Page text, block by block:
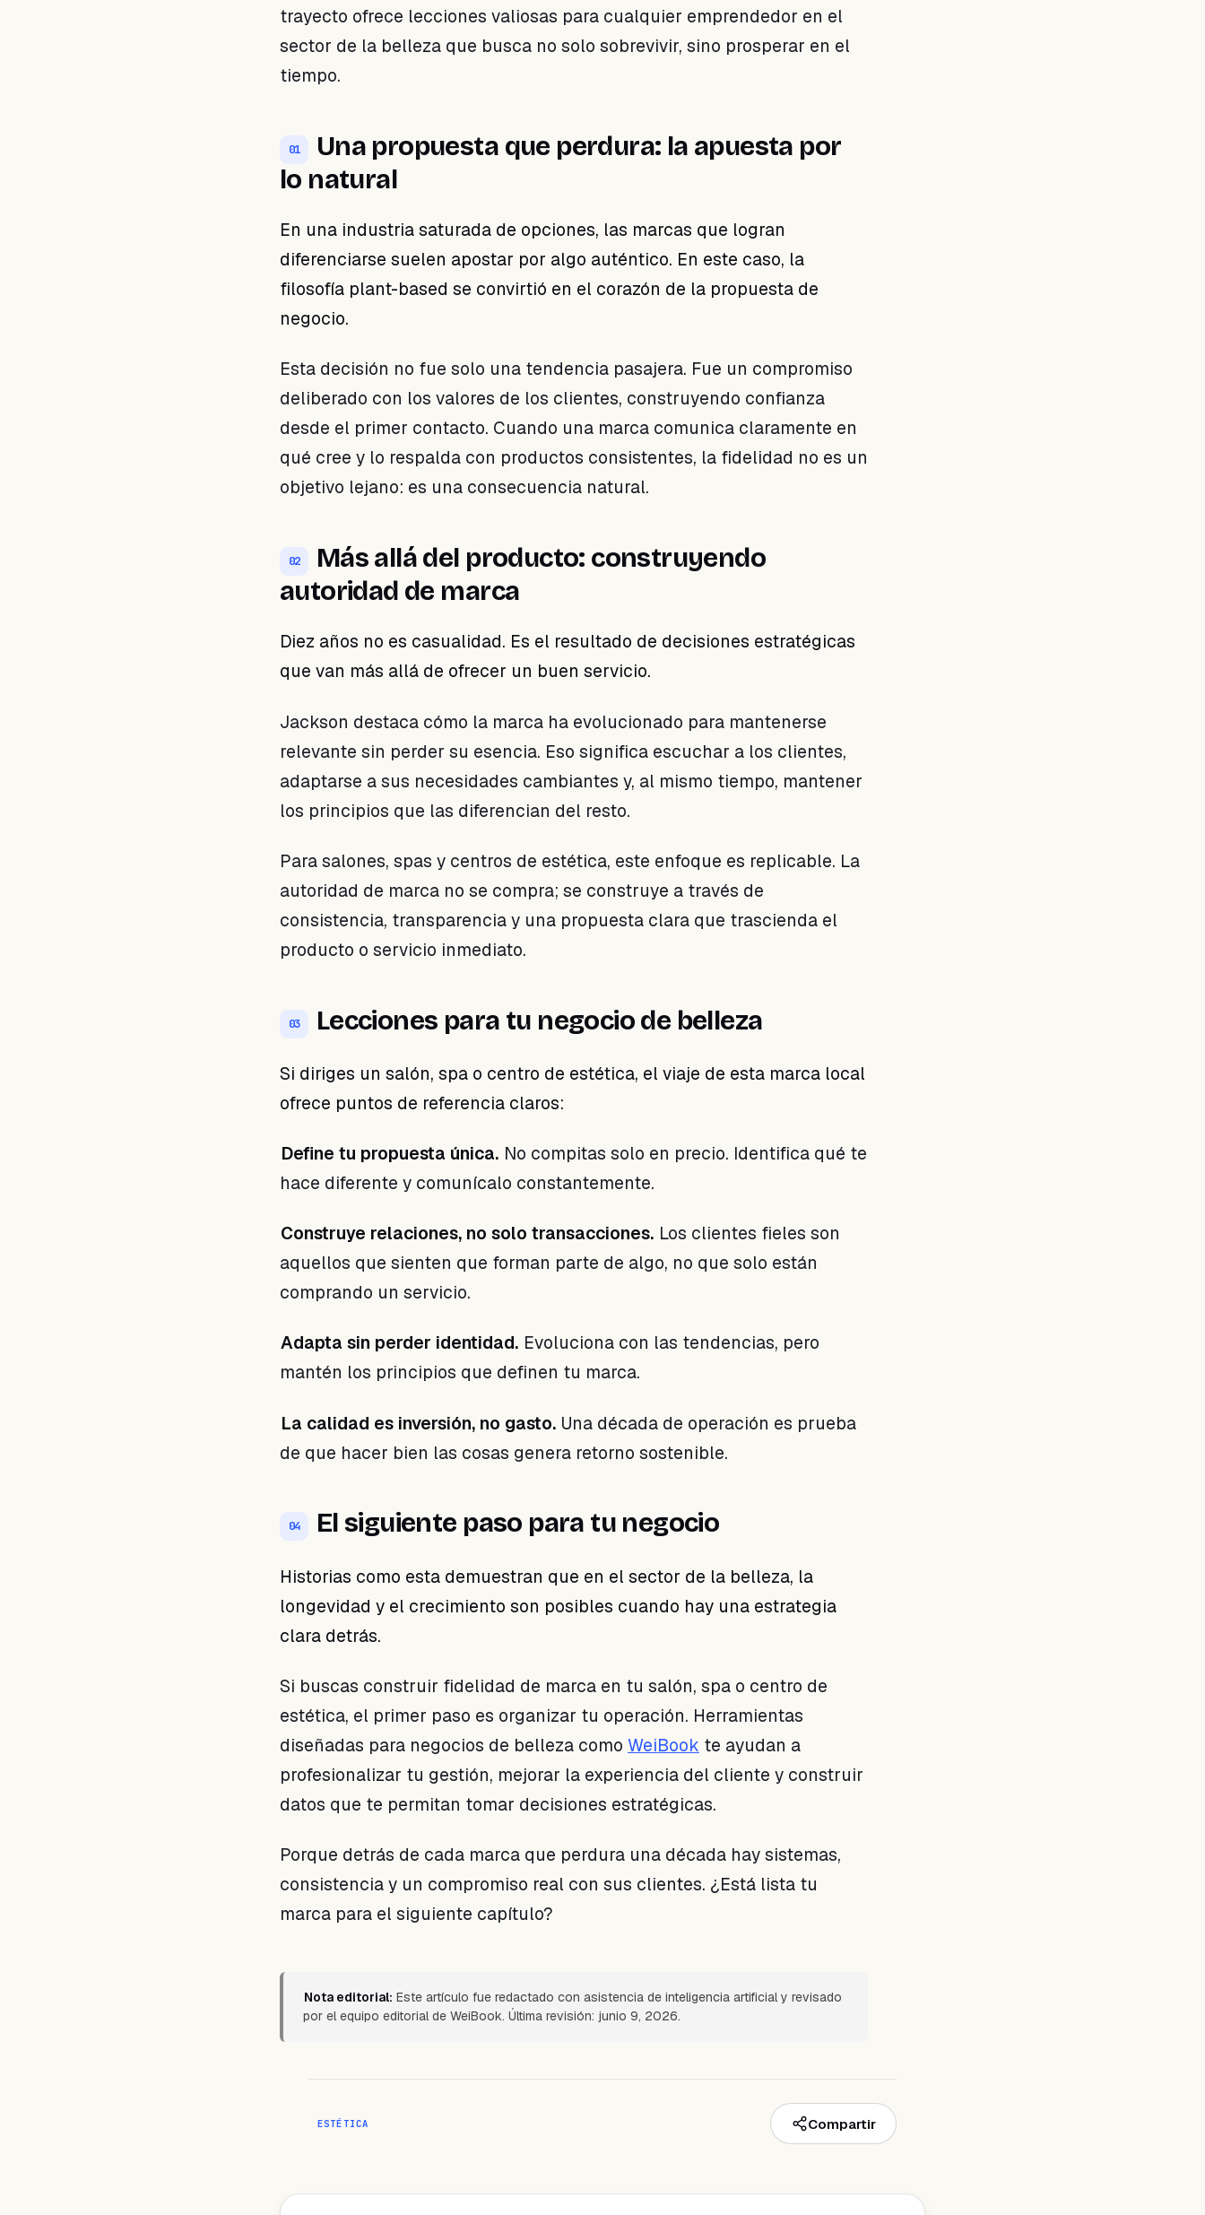
trayecto ofrece lecciones valiosas para cualquier emprendedor en el
sector de la belleza que busca no solo sobrevivir, sino prosperar en el
tiempo.
01
Una propuesta que perdura: la apuesta por
lo natural
En una industria saturada de opciones, las marcas que logran
diferenciarse suelen apostar por algo auténtico. En este caso, la
filosofía plant-based se convirtió en el corazón de la propuesta de
negocio.
Esta decisión no fue solo una tendencia pasajera. Fue un compromiso
deliberado con los valores de los clientes, construyendo confianza
desde el primer contacto. Cuando una marca comunica claramente en
qué cree y lo respalda con productos consistentes, la fidelidad no es un
objetivo lejano: es una consecuencia natural.
02
Más allá del producto: construyendo
autoridad de marca
Diez años no es casualidad. Es el resultado de decisiones estratégicas
que van más allá de ofrecer un buen servicio.
Jackson destaca cómo la marca ha evolucionado para mantenerse
relevante sin perder su esencia. Eso significa escuchar a los clientes,
adaptarse a sus necesidades cambiantes y, al mismo tiempo, mantener
los principios que las diferencian del resto.
Para salones, spas y centros de estética, este enfoque es replicable. La
autoridad de marca no se compra; se construye a través de
consistencia, transparencia y una propuesta clara que trascienda el
producto o servicio inmediato.
03 Lecciones para tu negocio de belleza
Si diriges un salón, spa o centro de estética, el viaje de esta marca local
ofrece puntos de referencia claros:
Define tu propuesta única. No compitas solo en precio. Identifica qué te
hace diferente y comunícalo constantemente.
Construye relaciones, no solo transacciones. Los clientes fieles son
aquellos que sienten que forman parte de algo, no que solo están
comprando un servicio.
Adapta sin perder identidad. Evoluciona con las tendencias, pero
mantén los principios que definen tu marca.
La calidad es inversión, no gasto. Una década de operación es prueba
de que hacer bien las cosas genera retorno sostenible.
04 El siguiente paso para tu negocio
Historias como esta demuestran que en el sector de la belleza, la
longevidad y el crecimiento son posibles cuando hay una estrategia
clara detrás.
Si buscas construir fidelidad de marca en tu salón, spa o centro de
estética, el primer paso es organizar tu operación. Herramientas
diseñadas para negocios de belleza como WeiBook te ayudan a
profesionalizar tu gestión, mejorar la experiencia del cliente y construir
datos que te permitan tomar decisiones estratégicas.
Porque detrás de cada marca que perdura una década hay sistemas,
consistencia y un compromiso real con sus clientes. ¿Está lista tu
marca para el siguiente capítulo?
Nota editorial: Este artículo fue redactado con asistencia de inteligencia artificial y revisado
por el equipo editorial de WeiBook. Última revisión: junio 9, 2026.
ESTÉTICA Compartir